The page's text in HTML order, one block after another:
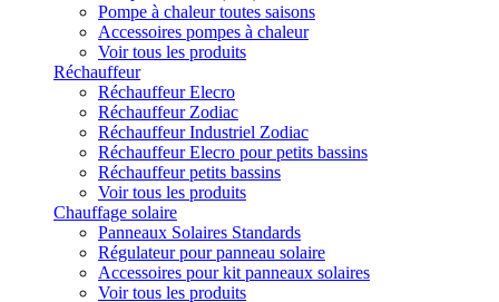
Pompe à chaleur toutes saisons
Accessoires pompes à chaleur
Voir tous les produits
Réchauffeur
Réchauffeur Elecro
Réchauffeur Zodiac
Réchauffeur Industriel Zodiac
Réchauffeur Elecro pour petits bassins
Réchauffeur petits bassins
Voir tous les produits
Chauffage solaire
Panneaux Solaires Standards
Régulateur pour panneau solaire
Accessoires pour kit panneaux solaires
Voir tous les produits